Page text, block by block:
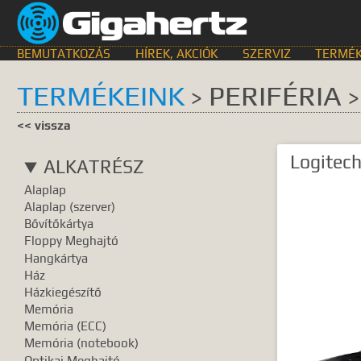
BEMUTATKOZÁS HÍREK, AKCIÓK SZERVIZ
KERESÉS HELYE
egyik sem
GyIK.
Gyártók
TALÁLATOK
Meg kell
TERMÉKEINK > PERIFÉRIA >
<< vissza
ALKATRÉSZ
Alaplap
Alaplap (szerver)
Bővítőkártya
Floppy Meghajtó
Hangkártya
Ház
Házkiegészítő
Memória
Memória (ECC)
Memória (notebook)